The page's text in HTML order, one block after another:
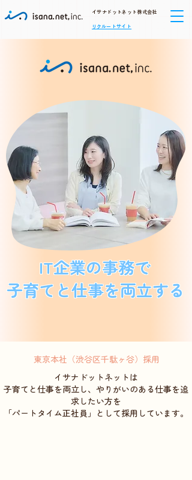
イサナドットネット株式会社​
リクルートサイト
IT企業の事務で
子育てと仕事を両立する
​東京本社（渋谷区千駄ヶ谷）採用
​イサナドットネットは
子育てと仕事を両立し、やりがいのある仕事を追
求したい方を
​「パートタイム正社員」として採用しています。